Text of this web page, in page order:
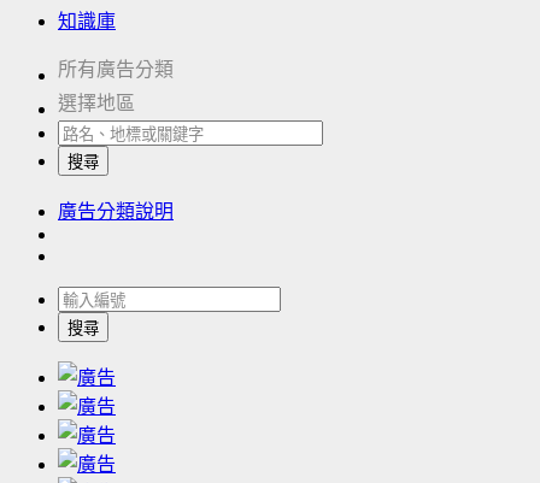
知識庫
所有廣告分類
選擇地區
搜尋
廣告分類說明
搜尋